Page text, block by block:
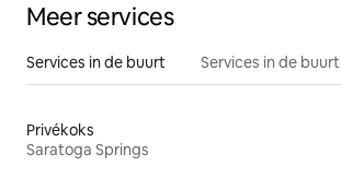
Meer services
Services in de buurt Services in de buurt
Privékoks
Saratoga Springs